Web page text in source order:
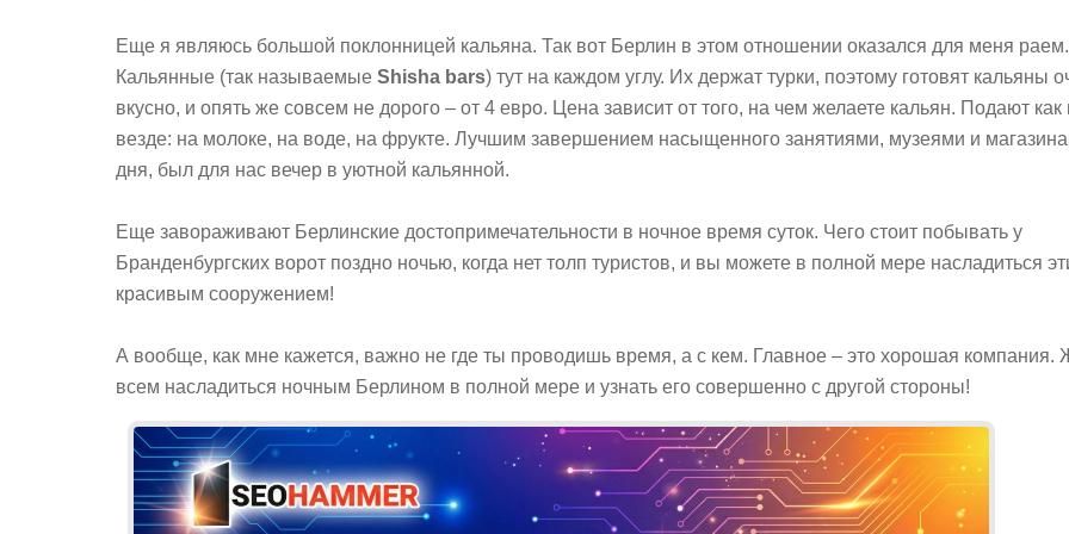
Еще я являюсь большой поклонницей кальяна. Так вот Берлин в этом отношении оказался для меня раем.
Кальянные (так называемые Shisha bars) тут на каждом углу. Их держат турки, поэтому готовят кальяны
вкусно, и опять же совсем не дорого – от 4 евро. Цена зависит от того, на чем желаете кальян. Подают как
везде: на молоке, на воде, на фрукте. Лучшим завершением насыщенного занятиями, музеями и
дня, был для нас вечер в уютной кальянной.
Еще завораживают Берлинские достопримечательности в ночное время суток. Чего стоит побывать у
Бранденбургских ворот поздно ночью, когда нет толп туристов, и вы можете в полной мере насладиться
красивым сооружением!
А вообще, как мне кажется, важно не где ты проводишь время, а с кем. Главное – это хорошая компания.
всем насладиться ночным Берлином в полной мере и узнать его совершенно с другой стороны!